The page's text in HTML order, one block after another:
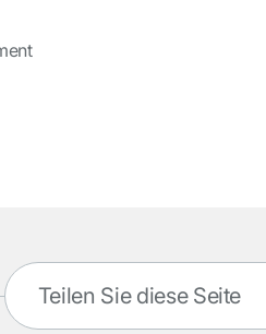
Teilen Sie diese Seite